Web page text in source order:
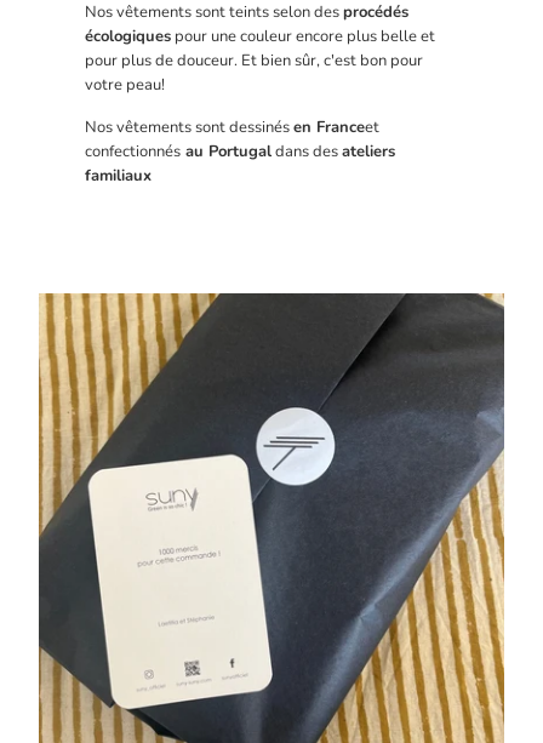
Nos vêtements sont teintsselon desprocédés
écologiques pour une couleur encore plus belle et
pour plus de douceur. Et bien sûr, c'est bon pour
votre peau!
Nos vêtements sont dessinésen Franceet
confectionnés au Portugaldans desateliers
familiaux